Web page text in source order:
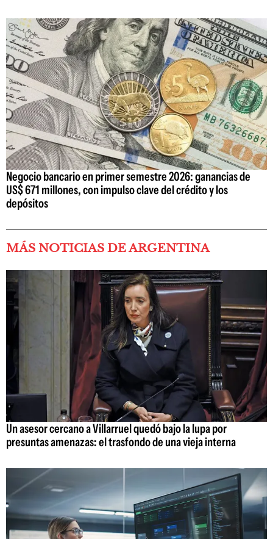
Negocio bancario en primer semestre 2026: ganancias de
US$ 671 millones, con impulso clave del crédito y los
depósitos
MÁS NOTICIAS DE ARGENTINA
Un asesor cercano a Villarruel quedó bajo la lupa por
presuntas amenazas: el trasfondo de una vieja interna